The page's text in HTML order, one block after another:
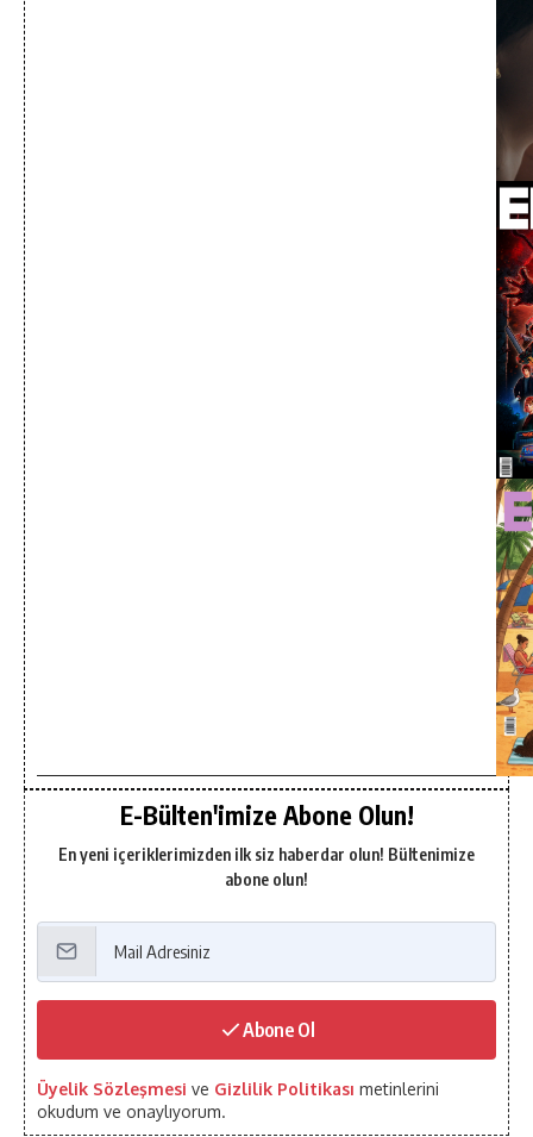
E-Bülten'imize Abone Olun!
En yeni içeriklerimizden ilk siz haberdar olun! Bültenimize
abone olun!
Abone Ol
Üyelik Sözleşmesi ve Gizlilik Politikası metinlerini
okudum ve onaylıyorum.